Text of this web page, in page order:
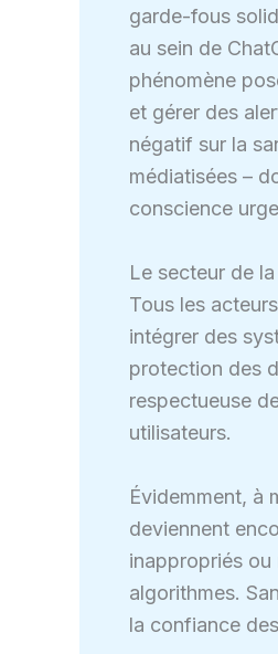
garde-fous
au sein de
phénomène
et gérer des
négatif sur la
médiatisées –
conscience
Le secteur de
Tous les
intégrer des
protection des
respectueuse
utilisateurs.
Évidemment, à
deviennent
inappropriés
algorithmes.
la confiance